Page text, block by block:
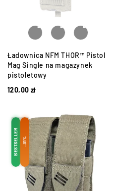
Ładownica NFM THOR™ Pistol
Mag Single na magazynek
pistoletowy
120,00 zł
BESTSELLER -31%